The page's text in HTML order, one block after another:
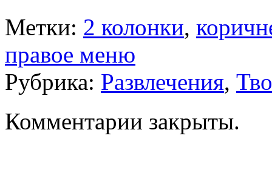
Метки: 2 колонки,
правое меню
Рубрика: Развлечения,
Комментарии закрыты.